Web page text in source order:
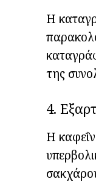
Η
της
4.
Η